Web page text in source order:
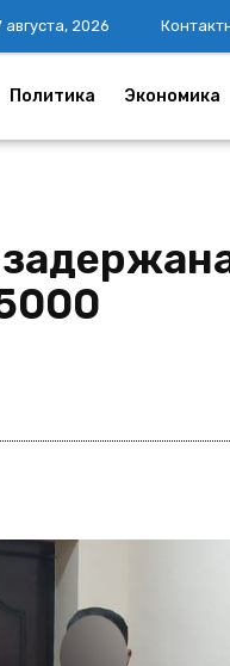
2026
Политика Экономика